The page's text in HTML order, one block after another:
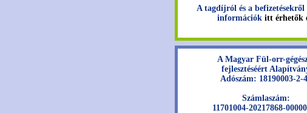
A tagdíjról és a
információk itt érhetők
A Magyar Fül-orr-
fejlesztéséért
Adószám: 18190003-2-
Számlaszám:
11701004-20217868-